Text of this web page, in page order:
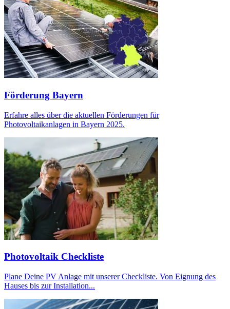
Förderung Bayern
Erfahre alles über die aktuellen Förderungen für
Photovoltaikanlagen in Bayern 2025.
Photovoltaik Checkliste
Plane Deine PV Anlage mit unserer Checkliste. Von Eignung des
Hauses bis zur Installation...